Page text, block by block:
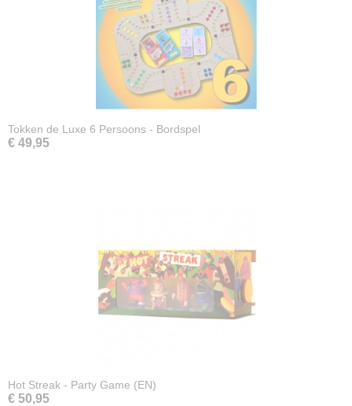
Tokken de Luxe 6 Persoons - Bordspel
€ 49,95
Hot Streak - Party Game (EN)
€ 50,95